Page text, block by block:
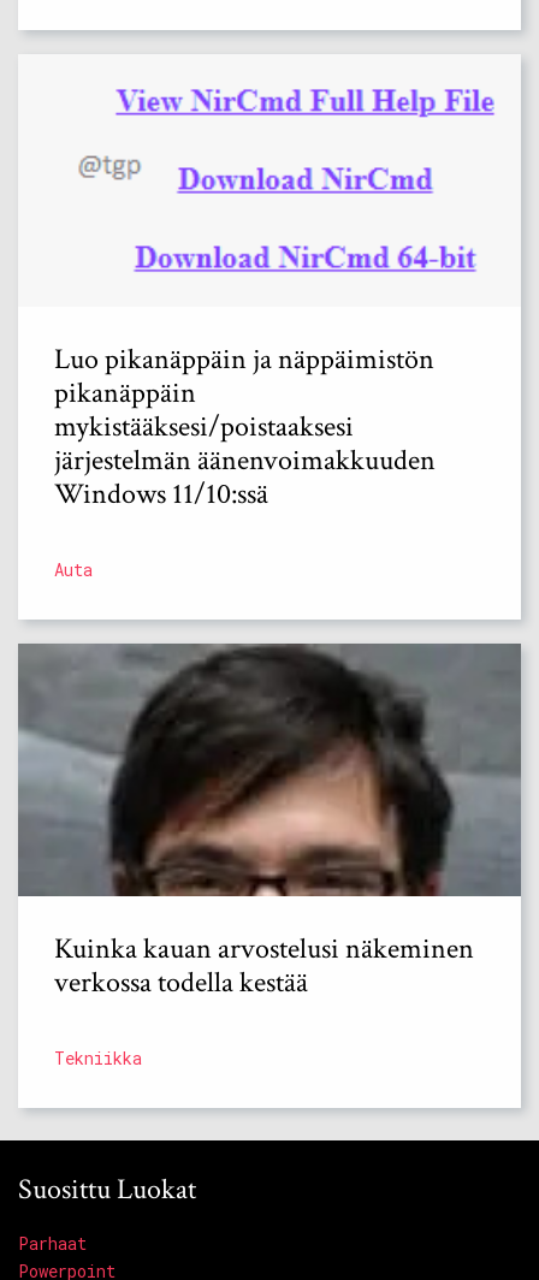
Luo pikanäppäin ja näppäimistön
pikanäppäin
mykistääksesi/poistaaksesi
järjestelmän äänenvoimakkuuden
Windows 11/10:ssä
Auta
Kuinka kauan arvostelusi näkeminen
verkossa todella kestää
Tekniikka
Suosittu Luokat
Parhaat
Powerpoint